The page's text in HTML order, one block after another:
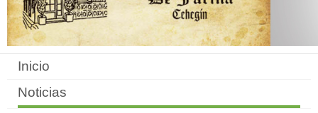
Inicio
Noticias